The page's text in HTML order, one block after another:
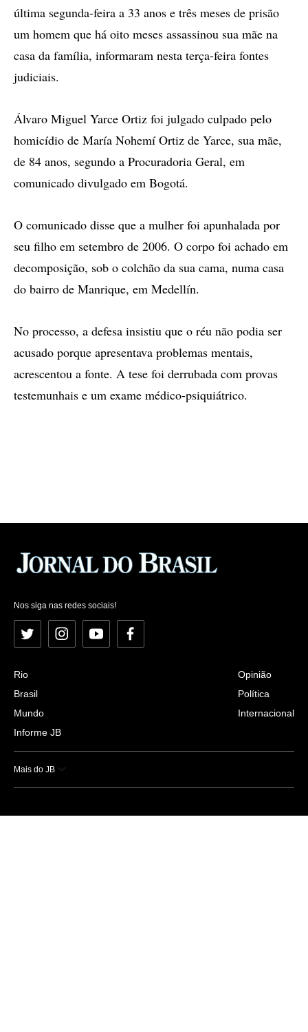
última segunda-feira a 33 anos e três meses de prisão
um homem que há oito meses assassinou sua mãe na
casa da família, informaram nesta terça-feira fontes
judiciais.
Álvaro Miguel Yarce Ortiz foi julgado culpado pelo
homicídio de María Nohemí Ortiz de Yarce, sua mãe,
de 84 anos, segundo a Procuradoria Geral, em
comunicado divulgado em Bogotá.
O comunicado disse que a mulher foi apunhalada por
seu filho em setembro de 2006. O corpo foi achado em
decomposição, sob o colchão da sua cama, numa casa
do bairro de Manrique, em Medellín.
No processo, a defesa insistiu que o réu não podia ser
acusado porque apresentava problemas mentais,
acrescentou a fonte. A tese foi derrubada com provas
testemunhais e um exame médico-psiquiátrico.
Nos siga nas redes sociais!
Twitter InstagramYouTubeFacebook
Rio
Brasil
Mundo
Informe JB
Opinião
Política
Internacional
Mais do JB
Esportes